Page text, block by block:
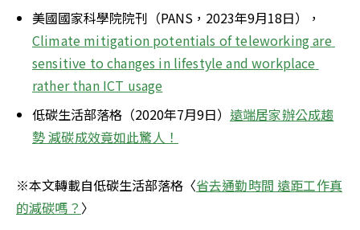
美國國家科學院院刊（PANS，2023年9月18日），
Climate mitigation potentials of teleworking are
sensitive to changes in lifestyle and workplace
rather than ICT usage
低碳生活部落格（2020年7月9日） 遠端居家辦公成趨
勢 減碳成效竟如此驚人！
※本文轉載自低碳生活部落格〈省去通勤時間 遠距工作真
的減碳嗎？ 〉